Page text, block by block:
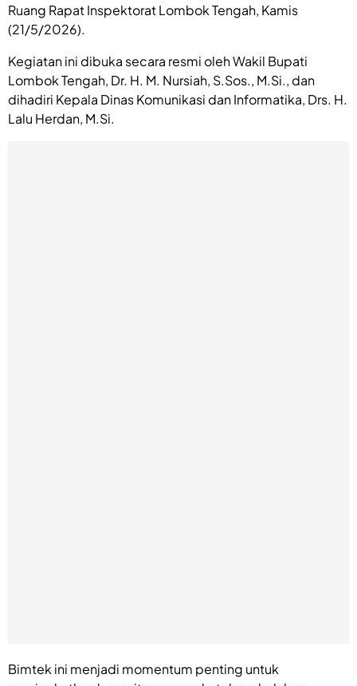
Ruang Rapat Inspektorat Lombok Tengah, Kamis
(21/5/2026).
Kegiatan ini dibuka secara resmi oleh Wakil Bupati
Lombok Tengah, Dr. H. M. Nursiah, S.Sos., M.Si., dan
dihadiri Kepala Dinas Komunikasi dan Informatika, Drs. H.
Lalu Herdan, M.Si.
Bimtek ini menjadi momentum penting untuk